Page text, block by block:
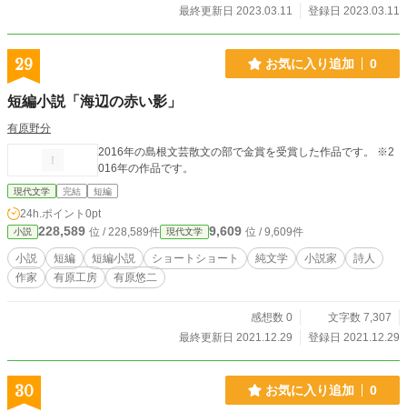
最終更新日 2023.03.11
登録日 2023.03.11
29 お気に入り追加 0
短編小説「海辺の赤い影」
有原野分
2016年の島根文芸散文の部で金賞を受賞した作品です。 ※2
016年の作品です。
現代文学 完結 短編
24h.ポイント 0pt
小説 228,589 位 / 228,589件 現代文学 9,609 位 / 9,609件
小説 短編 短編小説 ショートショート 純文学 小説家
詩人
作家
有原工房 有原悠二
感想数 0
文字数 7,307
最終更新日 2021.12.29
登録日 2021.12.29
30 お気に入り追加 0